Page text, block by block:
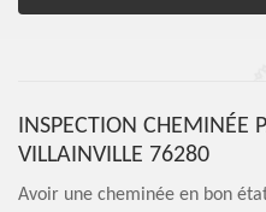
INSPECTION CHEMINÉE
VILLAINVILLE 76280
Avoir une cheminée en bon